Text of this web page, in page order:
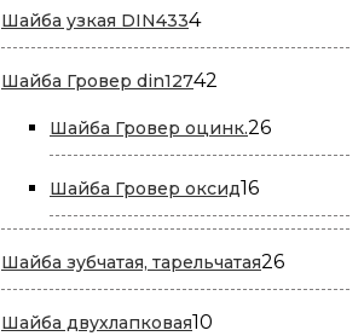
Шайба узкая DIN43344
товара
Шайба Гровер din12742
Шайба Гровер оцинк.2626
товаров
Шайба Гровер оксид1616
товаров
Шайба зубчатая, тарельчатая2626
товаров
Шайба двухлапковая10